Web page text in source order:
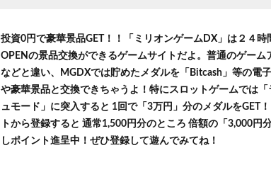
投資0円で豪華景品GET！！「ミリオンゲームDX」は２４時
OPENの景品交換ができるゲームサイトだよ。普通のゲーム
などと違い、MGDXでは貯めたメダルを「Bitcash」等の電
や豪華景品と交換できちゃうよ！特にスロットゲームでは「
ュモード」に突入すると 1回で「3万円」分のメダルをGET！
トから登録すると 通常1,500円分のところ 倍額の「3,000円
しポイント進呈中！ぜひ登録して遊んでみてね！